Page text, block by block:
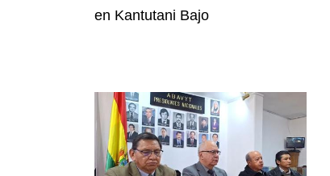
en Kantutani Bajo